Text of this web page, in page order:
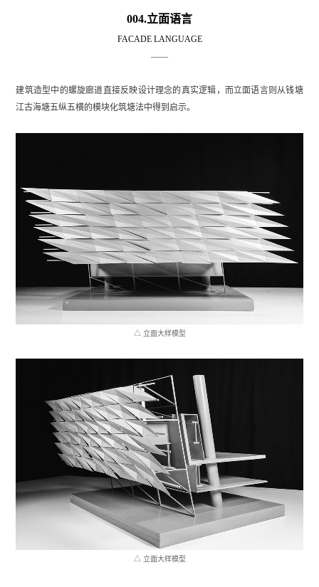
004.立面语言
FACADE LANGUAGE
——
建筑造型中的螺旋廊道直接反映设计理念的真实逻辑，而立面语言则从钱塘
江古海塘五纵五横的模块化筑塘法中得到启示。
△ 立面大样模型
△ 立面大样模型